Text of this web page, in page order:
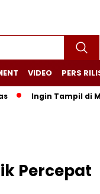
VIDEO PERS
Ingin Tampil di Media
Percepat